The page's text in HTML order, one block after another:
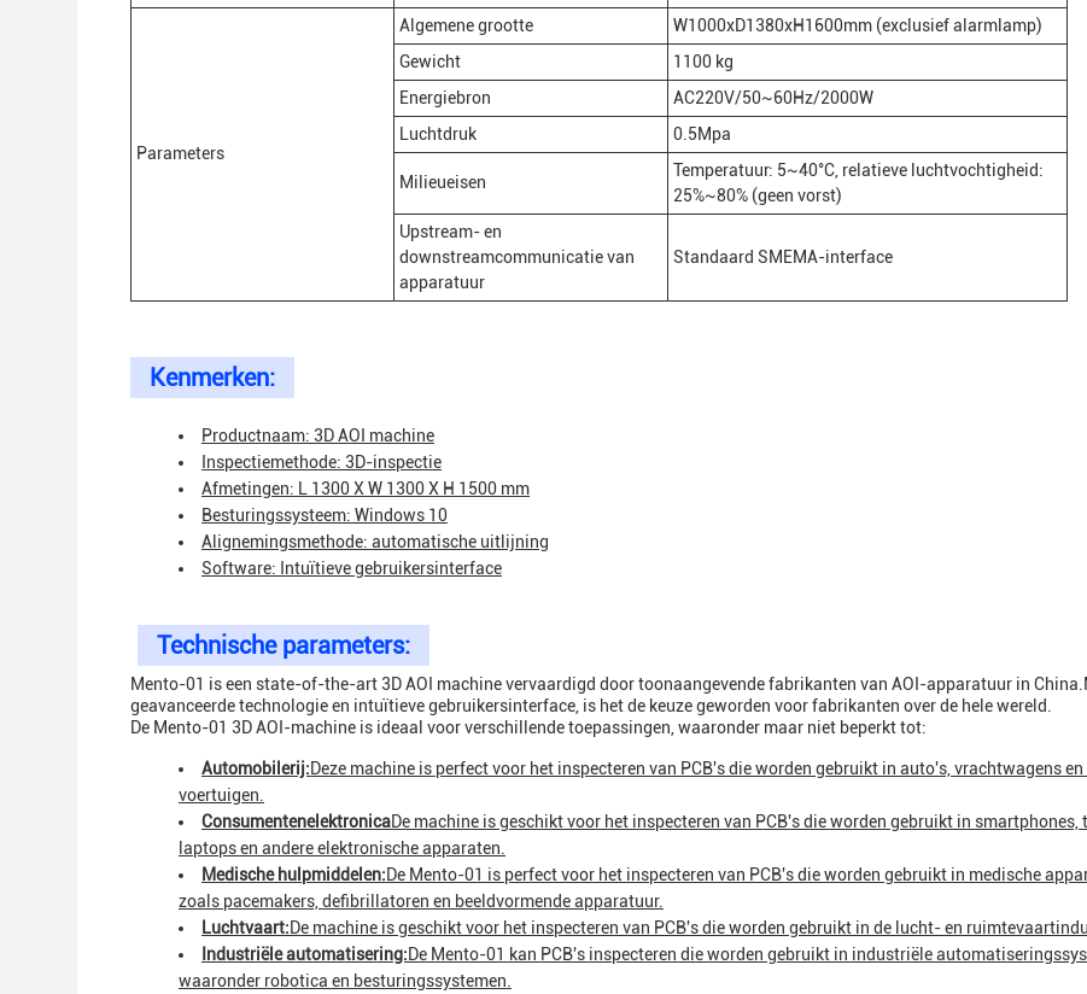
Parameters
Algemene grootte
W1000xD1380xH1600mm (exclusief alarmlamp)
Gewicht
1100 kg
Energiebron
AC220V/50~60Hz/2000W
Luchtdruk
0.5Mpa
Milieueisen
Temperatuur: 5~40°C, relatieve luchtvochtigheid:
25%~80% (geen vorst)
Upstream- en
downstreamcommunicatie van
apparatuur
Standaard SMEMA-interface
Kenmerken:
Productnaam: 3D AOI machine
Inspectiemethode: 3D-inspectie
Afmetingen: L 1300 X W 1300 X H 1500 mm
Besturingssysteem: Windows 10
Alignemingsmethode: automatische uitlijning
Software: Intuïtieve gebruikersinterface
Technische parameters:
Mento-01 is een state-of-the-art 3D AOI machine vervaardigd door toonaangevende fabrikanten van AOI-apparatuur in
geavanceerde technologie en intuïtieve gebruikersinterface, is het de keuze geworden voor fabrikanten over de hele wereld.
De Mento-01 3D AOI-machine is ideaal voor verschillende toepassingen, waaronder maar niet beperkt tot:
Automobilerij:Deze machine is perfect voor het inspecteren van PCB's die worden gebruikt in auto's, vrachtwagens en
voertuigen.
ConsumentenelektronicaDe machine is geschikt voor het inspecteren van PCB's die worden gebruikt in smartphones,
laptops en andere elektronische apparaten.
Medische hulpmiddelen:De Mento-01 is perfect voor het inspecteren van PCB's die worden gebruikt in medische
zoals pacemakers, defibrillatoren en beeldvormende apparatuur.
Luchtvaart:De machine is geschikt voor het inspecteren van PCB's die worden gebruikt in de lucht- en
Industriële automatisering:De Mento-01 kan PCB's inspecteren die worden gebruikt in industriële
waaronder robotica en besturingssystemen.